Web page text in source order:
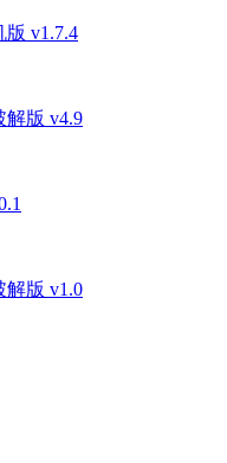
v1.7.4
解版 v4.9
解版 v1.0